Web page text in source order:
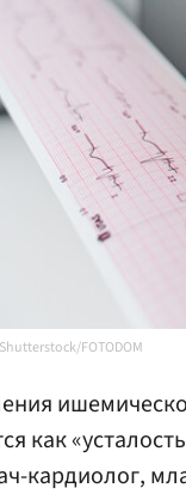
FOTODOM
как
кардиолог,